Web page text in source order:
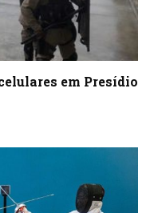
em Presídio